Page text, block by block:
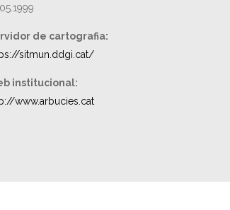
de cartografia:
sitmun.ddgi.cat/
institucional:
www.arbucies.cat